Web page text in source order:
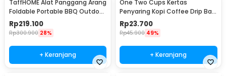
TaffHOME Alat Panggang Arang
Foldable Portable BBQ Outdoor
Grill Stove - HWSK77
Rp219.100
Rp300.900 28%
+ Keranjang
One Two Cups Kertas
Penyaring Kopi Coffee Drip Bag
Paper Filter 50PCS - T111
Rp23.700
Rp45.900 49%
+ Keranjang